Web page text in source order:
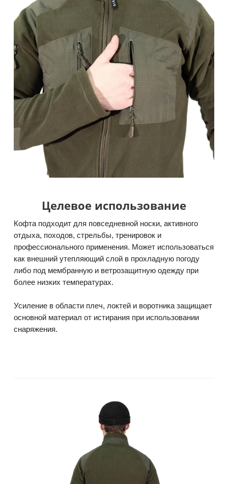
Целевое использование
Кофта подходит для повседневной носки, активного
отдыха, походов, стрельбы, тренировок и
профессионального применения. Может использоваться
как внешний утепляющий слой в прохладную погоду
либо под мембранную и ветрозащитную одежду при
более низких температурах.
Усиление в области плеч, локтей и воротника защищает
основной материал от истирания при использовании
снаряжения.